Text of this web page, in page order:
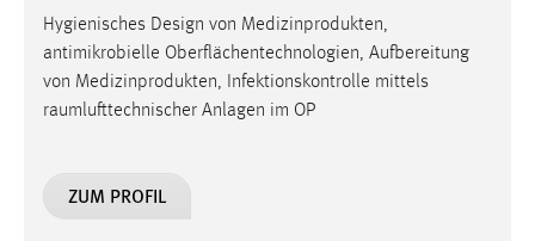
Hygienisches Design von Medizinprodukten,
antimikrobielle Oberflächentechnologien, Aufbereitung
von Medizinprodukten, Infektionskontrolle mittels
raumlufttechnischer Anlagen im OP
ZUM PROFIL
Conversion-Tracking
Cookie Laufzeit:
3 Monate